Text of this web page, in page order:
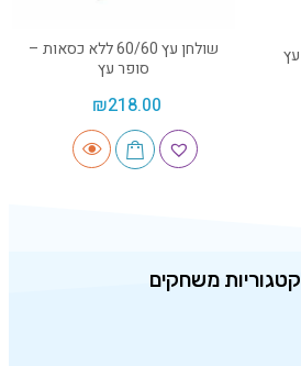
שולחן עץ 60/60 ללא כסאות –
סופר עץ
₪218.00
קטגוריות משחקים